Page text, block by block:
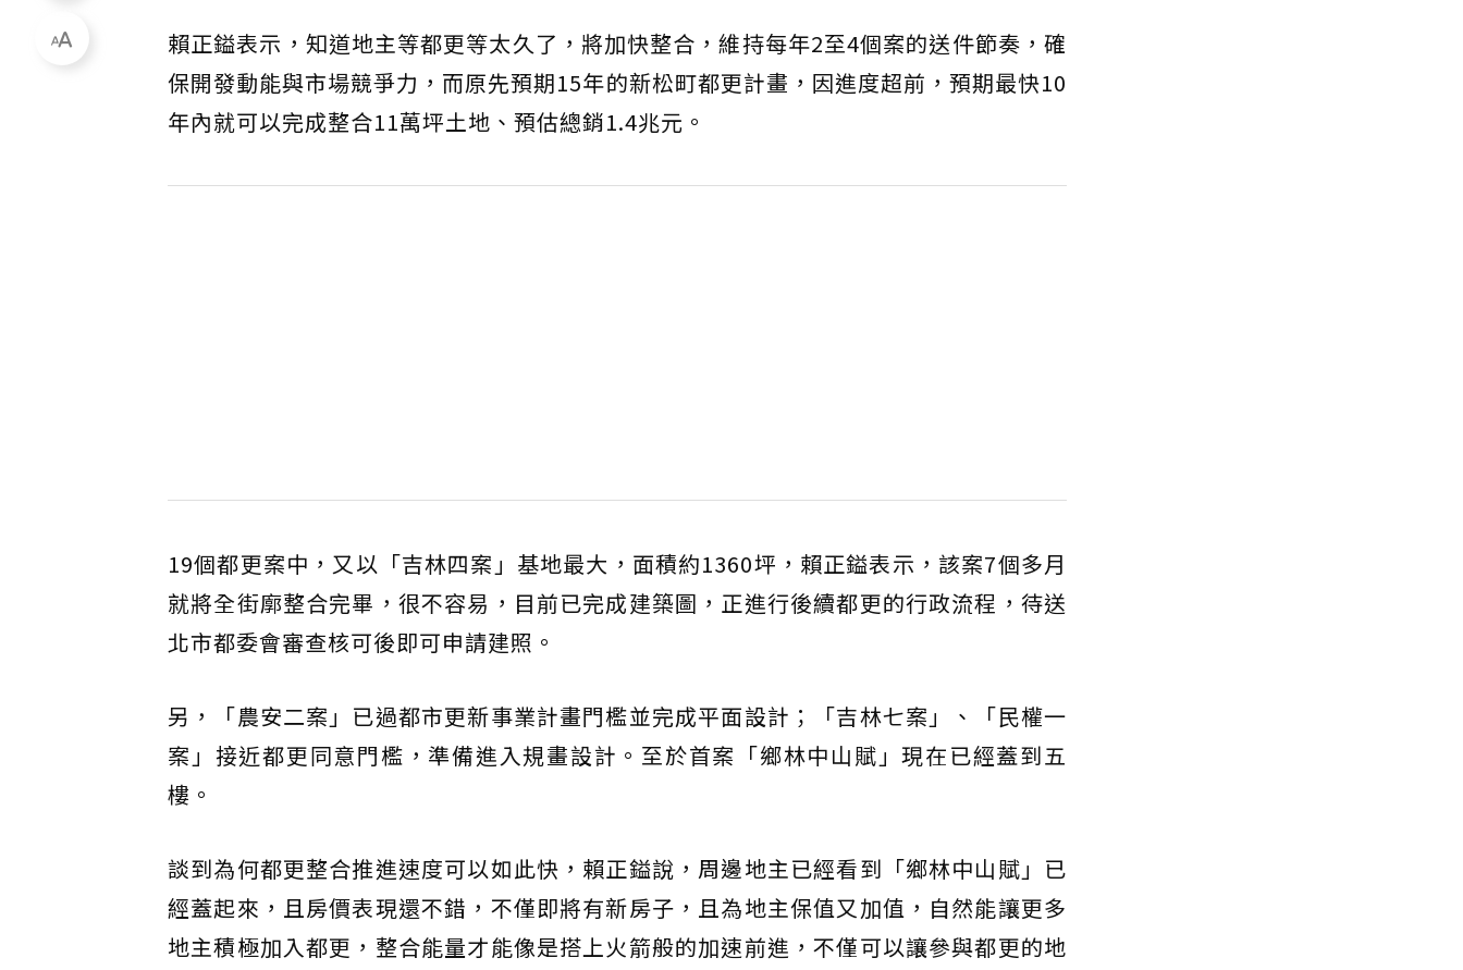
賴正鎰表示，知道地主等都更等太久了，將加快整合，維持每年2至4個案的送件節奏，確
保開發動能與市場競爭力，而原先預期15年的新松町都更計畫，因進度超前，預期最快10
年內就可以完成整合11萬坪土地、預估總銷1.4兆元。
19個都更案中，又以「吉林四案」基地最大，面積約1360坪，賴正鎰表示，該案7個多月
就將全街廓整合完畢，很不容易，目前已完成建築圖，正進行後續都更的行政流程，待送
北市都委會審查核可後即可申請建照。
另，「農安二案」已過都市更新事業計畫門檻並完成平面設計；「吉林七案」、「民權一
案」接近都更同意門檻，準備進入規畫設計。至於首案「鄉林中山賦」現在已經蓋到五
樓。
談到為何都更整合推進速度可以如此快，賴正鎰說，周邊地主已經看到「鄉林中山賦」已
經蓋起來，且房價表現還不錯，不僅即將有新房子，且為地主保值又加值，自然能讓更多
地主積極加入都更，整合能量才能像是搭上火箭般的加速前進，不僅可以讓參與都更的地